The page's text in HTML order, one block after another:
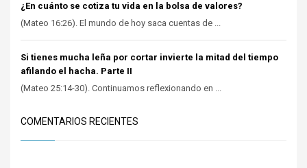
¿En cuánto se cotiza tu vida en la bolsa de valores?
(Mateo 16:26). El mundo de hoy saca cuentas de ...
Si tienes mucha leña por cortar invierte la mitad del tiempo
afilando el hacha. Parte II
(Mateo 25:14-30). Continuamos reflexionando en ...
COMENTARIOS RECIENTES